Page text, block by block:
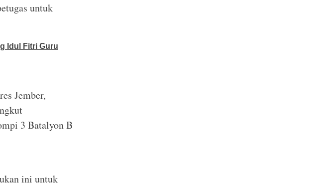
untuk
Idul Fitri Guru
Jember,
3 Batalyon B
ini untuk